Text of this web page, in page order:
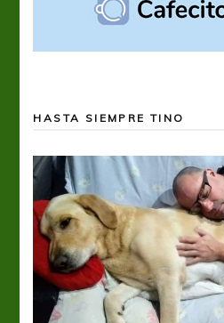
HASTA SIEMPRE TINO